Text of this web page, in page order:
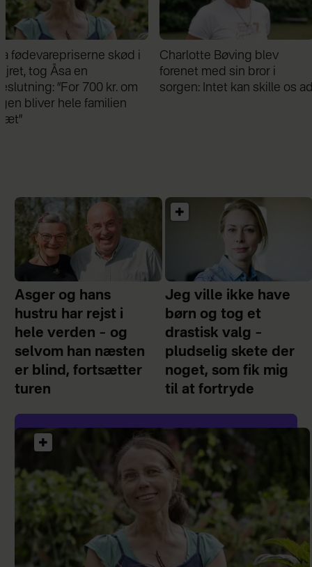
Charlotte Bøving blev
forenet med sin bror i
sorgen: Intet kan skille os ad
Da sundhedsplejersken
ringede for at tale om min
15-årige datter, anede jeg
Asger og hans
hustru har rejst i
hele verden – og
selvom han næsten
er blind, fortsætter
turen
Jeg ville ikke have
børn og tog et
drastisk valg –
pludselig skete der
noget, som fik mig
til at fortryde